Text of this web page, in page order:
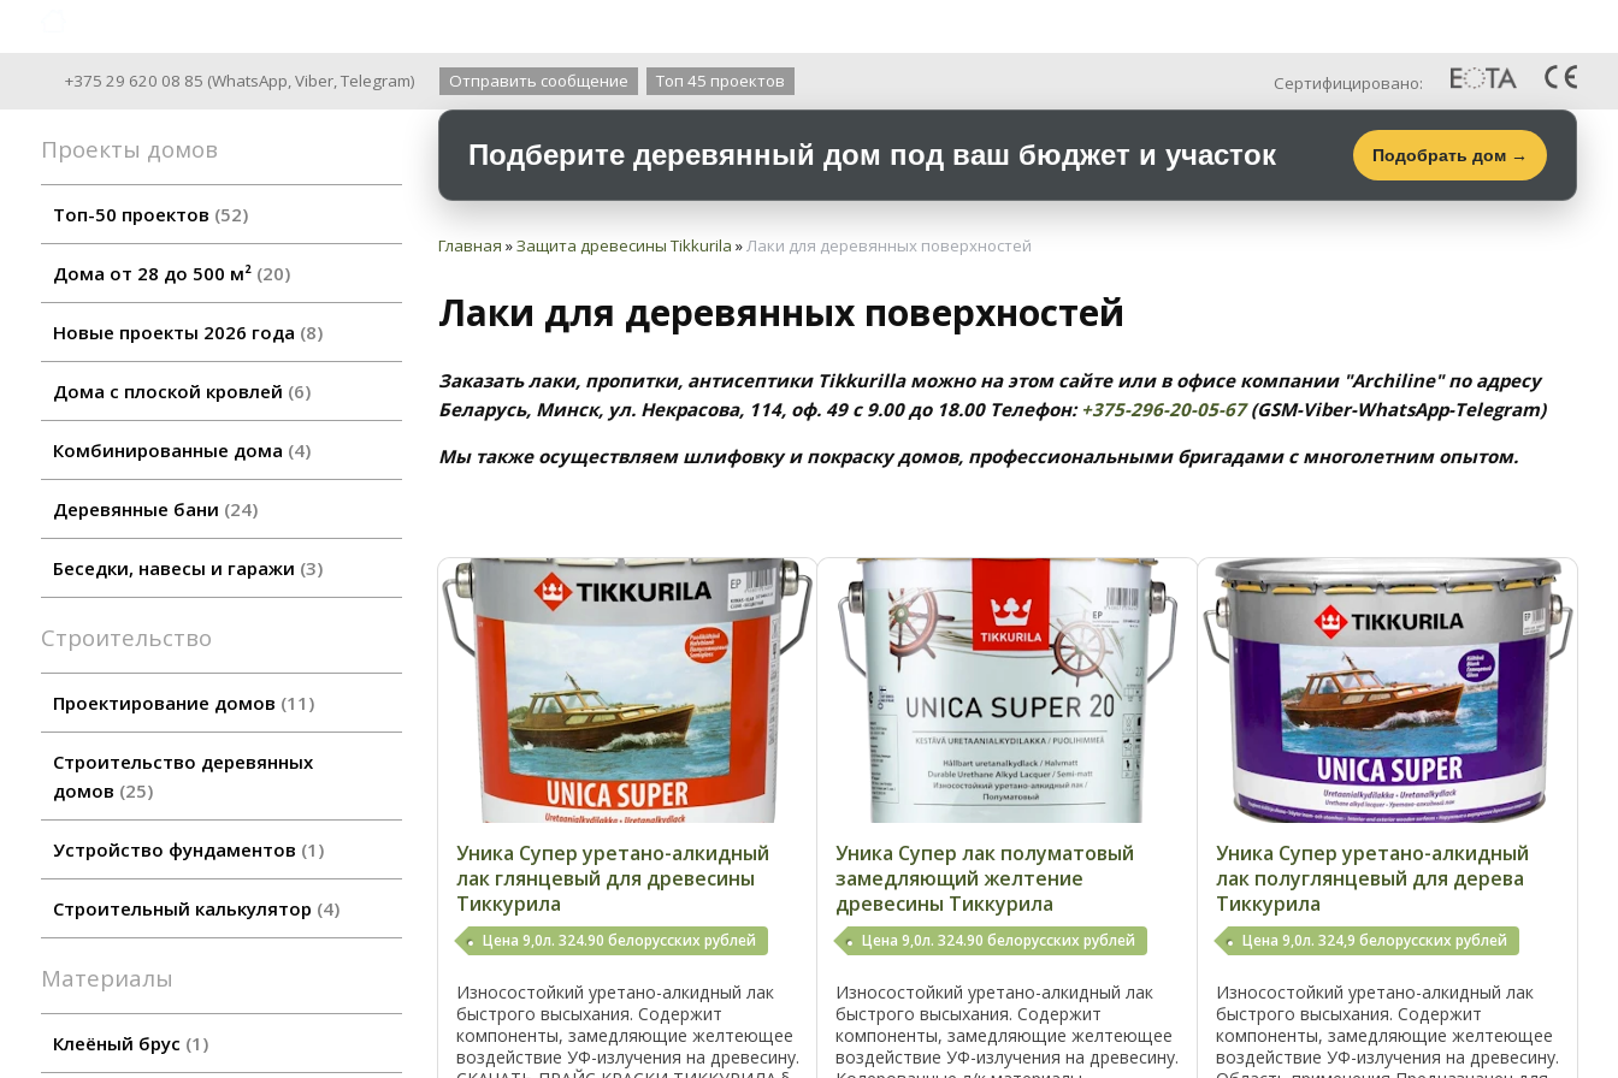
+375 29 620 08 85 (WhatsApp,Viber,Telegram) Отправить сообщение Топ 45 проектов Сертифицировано:
Проекты домов
Топ-50 проектов 52
Дома от 28 до 500 м² 20
Новые проекты 2026 года 8
Дома с плоской кровлей 6
Комбинированные дома 4
Деревянные бани 24
Беседки, навесы и гаражи 3
Строительство
Проектирование домов 11
Строительство деревянных
домов 25
Устройство фундаментов 1
Строительный калькулятор 4
Материалы
Клеёный брус 1
Подберите деревянный дом под ваш бюджет и участок Подобрать дом →
Главная »Защита древесины Tikkurila »Лаки для деревянных поверхностей
Лаки для деревянных поверхностей
Заказать лаки, пропитки, антисептики Tikkurilla можно на этом сайте или в офисе компании "Archiline" по адресу
Беларусь, Минск, ул. Некрасова, 114, оф. 49 с 9.00 до 18.00 Телефон: +375-296-20-05-67(GSM-Viber-WhatsApp-Telegram)
Мы также осуществляем шлифовку и покраску домов, профессиональными бригадами с многолетним опытом.
Уника Супер уретано-алкидный
лак глянцевый для древесины
Тиккурила
Цена 9,0л. 324.90 белорусских рублей
Износостойкий уретано-алкидный лак
быстрого высыхания. Содержит
компоненты, замедляющие желтеющее
воздействие УФ-излучения на древесину.
Уника Супер лак полуматовый
замедляющий желтение
древесины Тиккурила
Цена 9,0л. 324.90 белорусских рублей
Износостойкий уретано-алкидный лак
быстрого высыхания. Содержит
компоненты, замедляющие желтеющее
воздействие УФ-излучения на древесину.
Уника Супер уретано-алкидный
лак полуглянцевый для дерева
Тиккурила
Цена 9,0л. 324,9 белорусских рублей
Износостойкий уретано-алкидный лак
быстрого высыхания. Содержит
компоненты, замедляющие желтеющее
воздействие УФ-излучения на древесину.